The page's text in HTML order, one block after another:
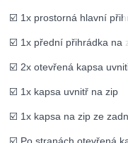
☑️ 1x prostorná hlavní
☑️ 1x přední přihrádka na
☑️ 2x otevřená kapsa
☑️ 1x kapsa uvnitř na zip
☑️ 1x kapsa na zip ze